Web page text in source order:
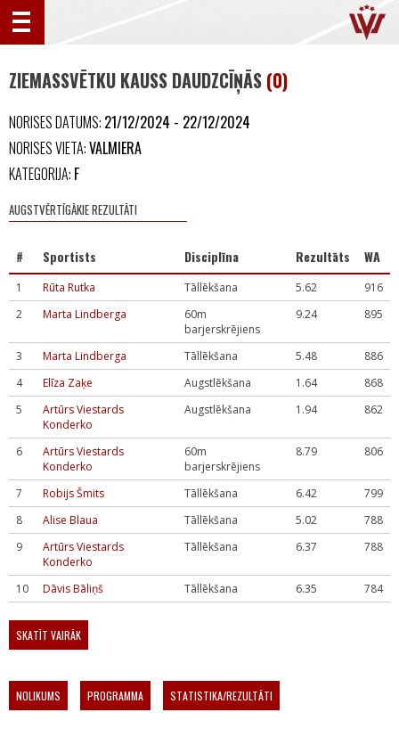
ZIEMASSVĒTKU KAUSS DAUDZCĪŅĀS (0)
NORISES DATUMS: 21/12/2024 - 22/12/2024
NORISES VIETA:VALMIERA
KATEGORIJA: F
AUGSTVĒRTĪGĀKIE REZULTĀTI
# Sportists Disciplīna Rezultāts WA
1 Rūta Rutka Tāllēkšana 5.62
916
2
Marta Lindberga
60m
barjerskrējiens
9.24 895
3 Marta Lindberga Tāllēkšana 5.48
886
4
Elīza Zaķe Augstlēkšana 1.64
868
5
Artūrs Viestards
Konderko
Augstlēkšana 1.94 862
6
Artūrs Viestards
Konderko
60m
barjerskrējiens
8.79 806
7 Robijs Šmits Tāllēkšana 6.42
799
8
Alise Blaua Tāllēkšana 5.02
788
9
Artūrs Viestards
Konderko
Tāllēkšana 6.37 788
10 Dāvis Bāliņš Tāllēkšana 6.35 784
SKATĪT VAIRĀK
NOLIKUMS PROGRAMMA STATISTIKA/REZULTĀTI